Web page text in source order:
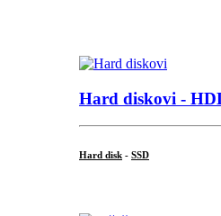
Hard diskovi -
Hard disk - SSD